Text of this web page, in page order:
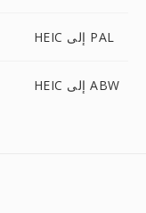
HEIC إلى PAL
HEIC إلى ABW